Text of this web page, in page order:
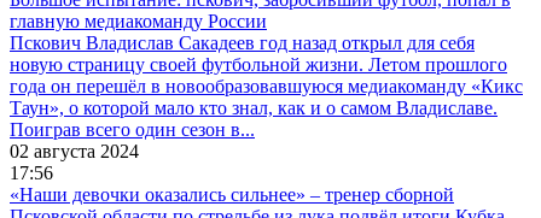
главную медиакоманду России
Пскович Владислав Сакадеев год назад открыл для себя
новую страницу своей футбольной жизни. Летом прошлого
года он перешёл в новообразовавшуюся медиакоманду «Кикс
Таун», о которой мало кто знал, как и о самом Владиславе.
Поиграв всего один сезон в...
02 августа 2024
17:56
«Наши девочки оказались сильнее» – тренер сборной